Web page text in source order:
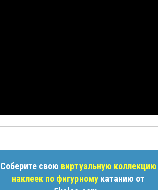
Соберите свою виртуальную коллекцию
наклеек по фигурному катанию от